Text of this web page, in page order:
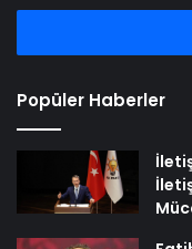
adresinizi
Popüler Haberler